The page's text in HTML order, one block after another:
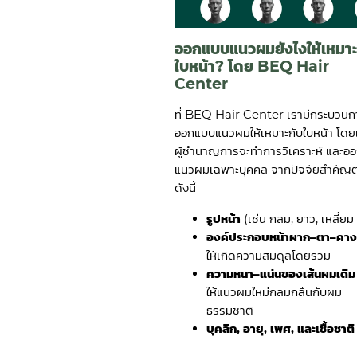
ออกแบบแนวผมยังไงให้เหมา
ใบหน้า? โดย BEQ Hair
Center
ที่ BEQ Hair Center เรามีกระบวนก
ออกแบบแนวผมให้เหมาะกับใบหน้า โด
ผู้ชำนาญการจะทำการวิเคราะห์ และอ
แนวผมเฉพาะบุคคล จากปัจจัยสำคัญ
ดังนี้
รูปหน้า (เช่น กลม, ยาว, เหลี่ย
องค์ประกอบหน้าผาก–ตา–คาง
ให้เกิดความสมดุลโดยรวม
ความหนา–แน่นของเส้นผมเดิม
ให้แนวผมใหม่กลมกลืนกับผม
ธรรมชาติ
บุคลิก, อายุ, เพศ, และเชื้อชา